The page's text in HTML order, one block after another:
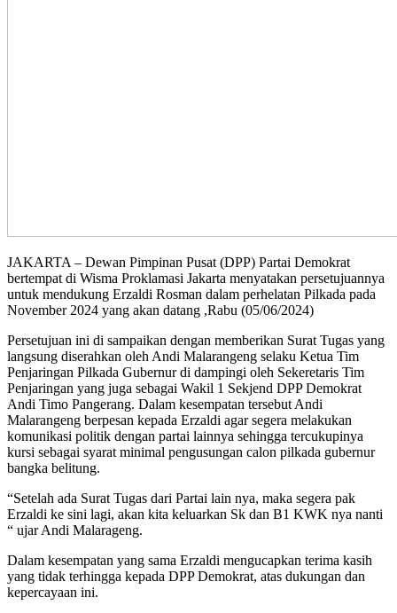
JAKARTA – Dewan Pimpinan Pusat (DPP) Partai Demokrat
bertempat di Wisma Proklamasi Jakarta menyatakan persetujuannya
untuk mendukung Erzaldi Rosman dalam perhelatan Pilkada pada
November 2024 yang akan datang ,Rabu (05/06/2024)
Persetujuan ini di sampaikan dengan memberikan Surat Tugas yang
langsung diserahkan oleh Andi Malarangeng selaku Ketua Tim
Penjaringan Pilkada Gubernur di dampingi oleh Sekeretaris Tim
Penjaringan yang juga sebagai Wakil 1 Sekjend DPP Demokrat
Andi Timo Pangerang. Dalam kesempatan tersebut Andi
Malarangeng berpesan kepada Erzaldi agar segera melakukan
komunikasi politik dengan partai lainnya sehingga tercukupinya
kursi sebagai syarat minimal pengusungan calon pilkada gubernur
bangka belitung.
“Setelah ada Surat Tugas dari Partai lain nya, maka segera pak
Erzaldi ke sini lagi, akan kita keluarkan Sk dan B1 KWK nya nanti
“ ujar Andi Malarageng.
Dalam kesempatan yang sama Erzaldi mengucapkan terima kasih
yang tidak terhingga kepada DPP Demokrat, atas dukungan dan
kepercayaan ini.